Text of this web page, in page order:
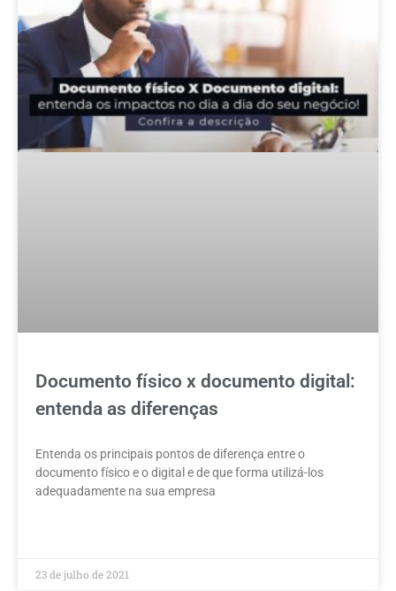
Documento físico x documento digital:
entenda as diferenças
Entenda os principais pontos de diferença entre o
documento físico e o digital e de que forma utilizá-los
adequadamente na sua empresa
23 de julho de 2021